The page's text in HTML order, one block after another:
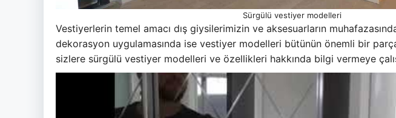
Sürgülü vestiyer modelleri
Vestiyerlerin temel amacı dış giysilerimizin ve aksesuarların
dekorasyon uygulamasında ise vestiyer modelleri bütünün önemli bir
sizlere sürgülü vestiyer modelleri ve özellikleri hakkında bilgi vermeye